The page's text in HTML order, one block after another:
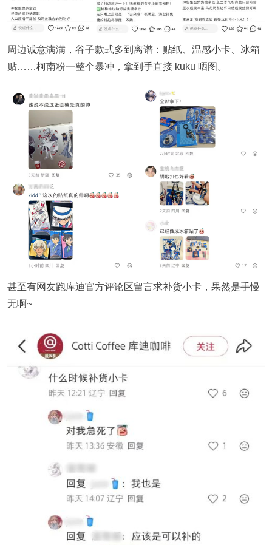
周边诚意满满，谷子款式多到离谱：贴纸、温感小卡、冰箱
贴……柯南粉一整个暴冲，拿到手直接 kuku 晒图。
甚至有网友跑库迪官方评论区留言求补货小卡，果然是手慢
无啊~